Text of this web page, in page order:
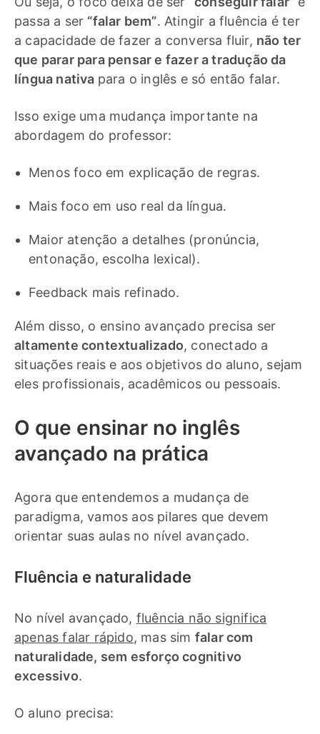
passa a ser “falar bem”. Atingir a fluência é ter
a capacidade de fazer a conversa fluir, não ter
que parar para pensar e fazer a tradução da
língua nativa para o inglês e só então falar.
Isso exige uma mudança importante na
abordagem do professor:
Menos foco em explicação de regras.
Mais foco em uso real da língua.
Maior atenção a detalhes (pronúncia,
entonação, escolha lexical).
Feedback mais refinado.
Além disso, o ensino avançado precisa ser
altamente contextualizado, conectado a
situações reais e aos objetivos do aluno, sejam
eles profissionais, acadêmicos ou pessoais.
O que ensinar no inglês
avançado na prática
Agora que entendemos a mudança de
paradigma, vamos aos pilares que devem
orientar suas aulas no nível avançado.
Fluência e naturalidade
No nível avançado, fluência não significa
apenas falar rápido, mas sim falar com
naturalidade, sem esforço cognitivo
excessivo.
O aluno precisa: